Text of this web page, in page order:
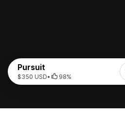
Pursuit
$350 USD• 98%